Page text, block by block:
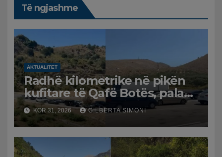
Të ngjashme
AKTUALITET
Radhë kilometrike në pikën
kufitare të Qafë Botës, pala
greke raporton defekt në
sistem, qytetarët mbeten të
bllokuar
KOR 31, 2026 GILBERTA SIMONI